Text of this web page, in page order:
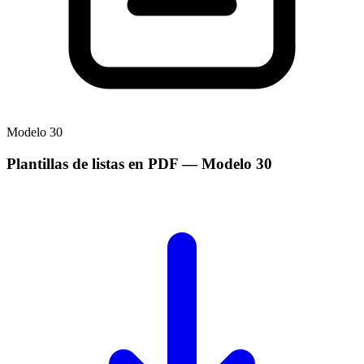
Modelo 30
Plantillas de listas en PDF— Modelo 30